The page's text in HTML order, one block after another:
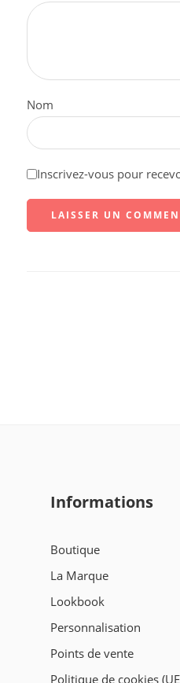
Nom
Inscrivez-vous pour
Informations
Boutique
La Marque
Lookbook
Personnalisation
Points de vente
Politique de cookies